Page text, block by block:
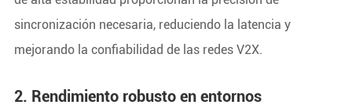
sincronización necesaria, reduciendo la latencia y
mejorando la confiabilidad de las redes V2X.
2. Rendimiento robusto en entornos